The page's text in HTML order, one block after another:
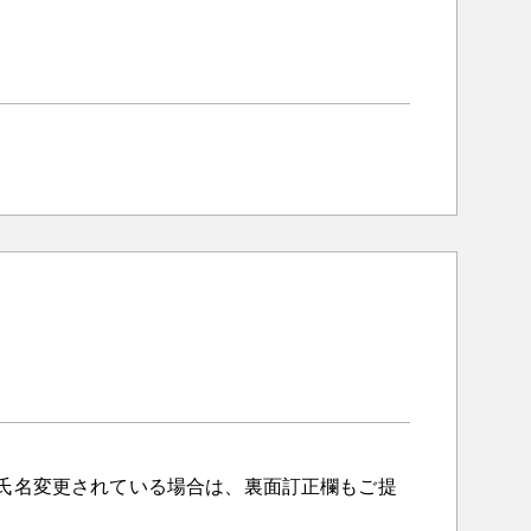
名変更されている場合は、裏面訂正欄もご提